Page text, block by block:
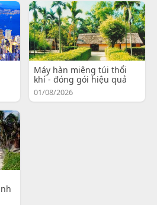
Máy hàn miệng túi thổi
khí - đóng gói hiệu quả
01/08/2026